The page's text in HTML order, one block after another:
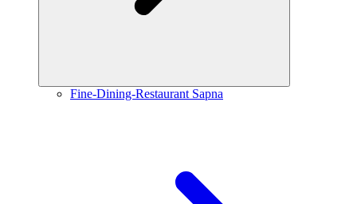
Fine-Dining-Restaurant Sapna